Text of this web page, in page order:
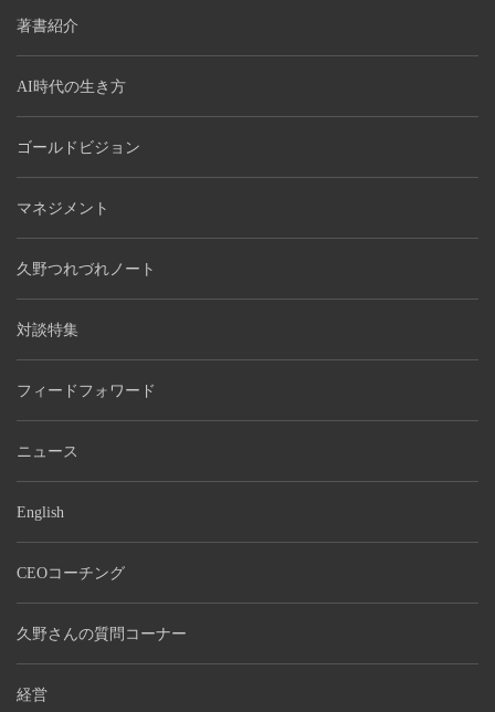
著書紹介
AI時代の生き方
ゴールドビジョン
マネジメント
久野つれづれノート
対談特集
フィードフォワード
ニュース
English
CEOコーチング
久野さんの質問コーナー
経営